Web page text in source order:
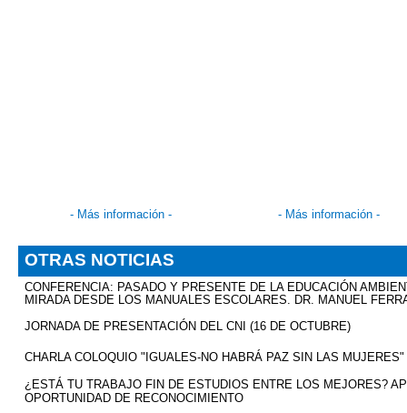
- Más información - - Más información -
OTRAS NOTICIAS
CONFERENCIA: PASADO Y PRESENTE DE LA EDUCACIÓN
MIRADA DESDE LOS MANUALES ESCOLARES. DR. MANUEL
JORNADA DE PRESENTACIÓN DEL CNI (16 DE OCTUBRE)
CHARLA COLOQUIO "IGUALES-NO HABRÁ PAZ SIN LAS MUJERES"
¿ESTÁ TU TRABAJO FIN DE ESTUDIOS ENTRE LOS MEJORES?
OPORTUNIDAD DE RECONOCIMIENTO